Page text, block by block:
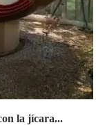
la jícara...